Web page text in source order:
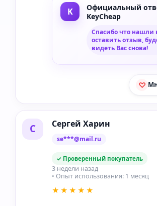
Официальный
KeyCheap
Спасибо что нашли
оставить отзыв,
видеть Вас снова!
С Сергей Харин
se***@mail.ru
✓ Проверенный покупатель
3 недели назад
• Опыт использования: 1 месяц
★★★★★